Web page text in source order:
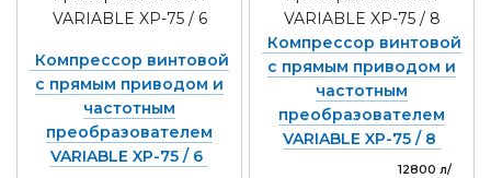
Компрессор винтовой
с прямым приводом и
частотным
преобразователем
VARIABLE XP-75 / 6
Компрессор винтовой
с прямым приводом и
частотным
преобразователем
VARIABLE XP-75 / 8
12800 л/